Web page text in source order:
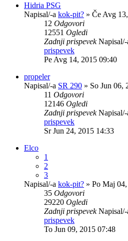
Hidria PSG
Napisal/-a kok-pit? » Če Avg
12 Odgovori
12551 Ogledi
Zadnji prispevekNapisal/-
prispevek
Pe Avg 14, 2015 09:40
propeler
Napisal/-a SR 290 » So Jun 06,
11 Odgovori
12146 Ogledi
Zadnji prispevekNapisal/-
prispevek
Sr Jun 24, 2015 14:33
Elco
1
2
3
Napisal/-a kok-pit? » Po Maj
35 Odgovori
29220 Ogledi
Zadnji prispevekNapisal/-
prispevek
To Jun 09, 2015 07:48